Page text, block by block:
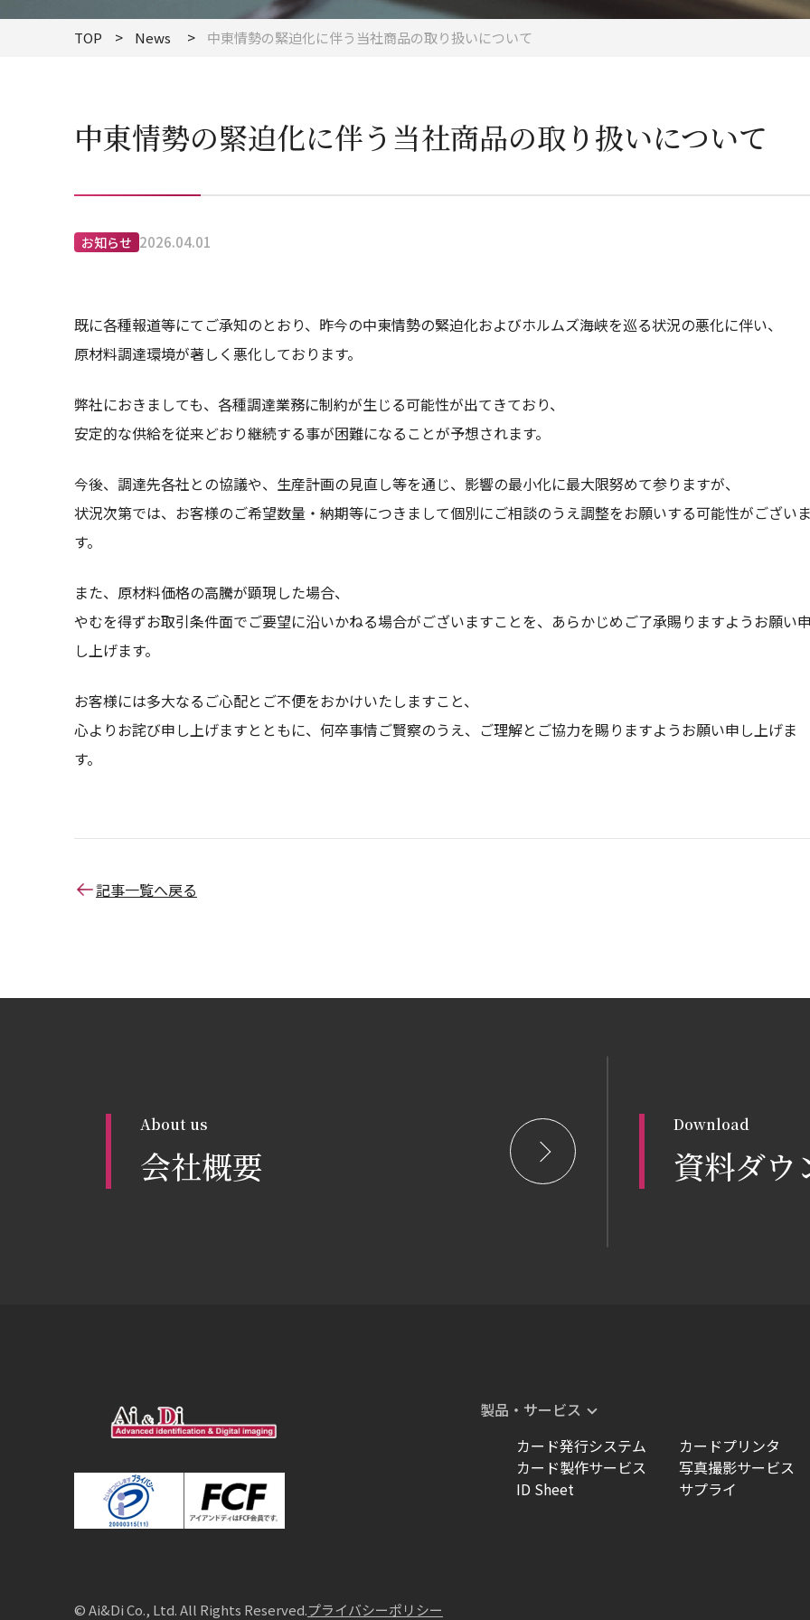
TOP News 中東情勢の緊迫化に伴う当社商品の取り扱いについて
中東情勢の緊迫化に伴う当社商品の取り扱いについて
お知らせ 2026.04.01
既に各種報道等にてご承知のとおり、昨今の中東情勢の緊迫化およびホルムズ海峡を巡る状況の悪化に伴い、
原材料調達環境が著しく悪化しております。
弊社におきましても、各種調達業務に制約が生じる可能性が出てきており、
安定的な供給を従来どおり継続する事が困難になることが予想されます。
今後、調達先各社との協議や、生産計画の見直し等を通じ、影響の最小化に最大限努めて参りますが、
状況次第では、お客様のご希望数量・納期等につきまして個別にご相談のうえ調整をお願いする可能性がござい
す。
また、原材料価格の高騰が顕現した場合、
やむを得ずお取引条件面でご要望に沿いかねる場合がございますことを、あらかじめご了承賜りますようお願い
し上げます。
お客様には多大なるご心配とご不便をおかけいたしますこと、
心よりお詫び申し上げますとともに、何卒事情ご賢察のうえ、ご理解とご協力を賜りますようお願い申し上げま
す。
記事一覧へ戻る
About us
会社概要
Download
資料ダウ
製品・サービス
カード発行システム
カードプリンタ
カード製作サービス
写真撮影サービス
ID Sheet
サプライ
© Ai&Di Co., Ltd. All Rights Reserved.プライバシーポリシー